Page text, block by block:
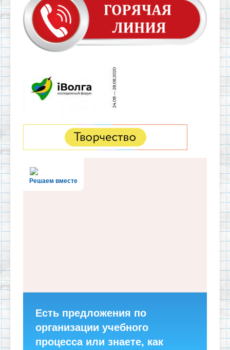
Решаем вместе
Есть предложения по
организации учебного
процесса или знаете, как